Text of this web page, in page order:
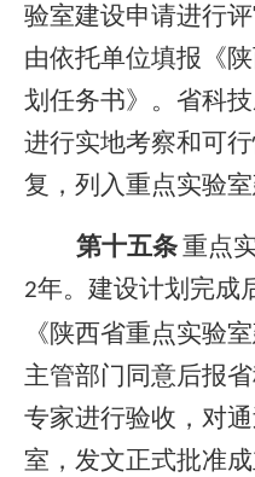
验室建设申请进行
由依托单位填报《
划任务书》。省科
进行实地考察和可
复，列入重点实验室
第十五条重点
2年。建设计划完成
《陕西省重点实验
主管部门同意后报
专家进行验收，对
室，发文正式批准